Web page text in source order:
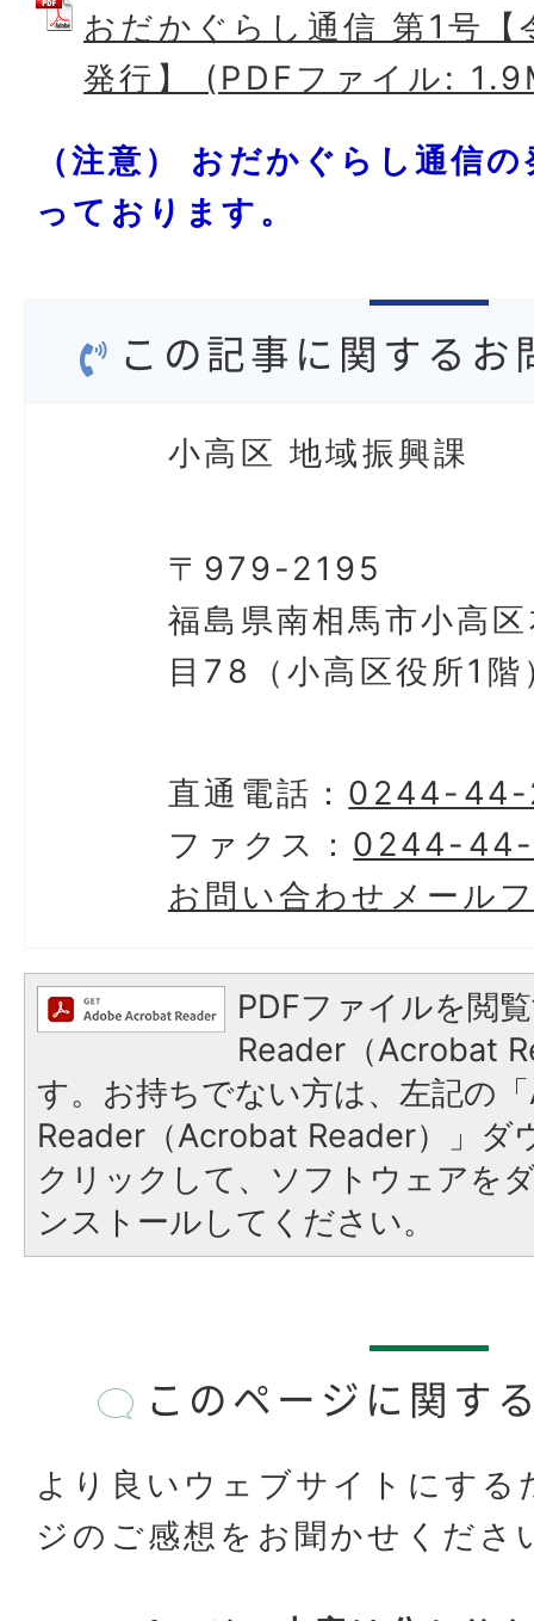
おだかぐらし通信 第1号
発行】 (PDFファイル:
（注意） おだかぐらし通信
っております。
この記事に関するお
小高区 地域振興課
〒979-2195
福島県南相馬市小高
目78（小高区役所1階
直通電話： 0244-44-
ファクス： 0244-
お問い合わせメール
PDFファイルを閲
Reader（Acrobat
す。お持ちでない方は、左記の
Reader（Acrobat Reader）」ダ
クリックして、ソフトウェアを
ンストールしてください。
このページに関す
より良いウェブサイトにする
ジのご感想をお聞かせくださ